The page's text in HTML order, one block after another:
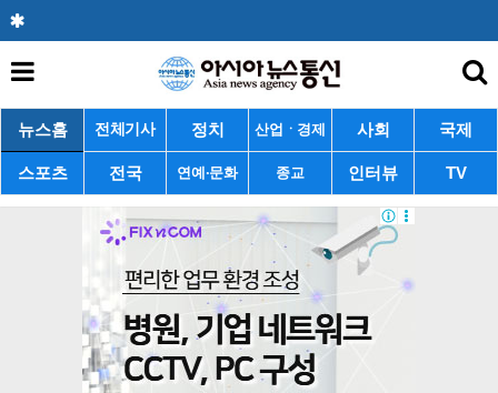
뉴스홈 전체기사 정치 산업ㆍ경제 사회 국제
스포츠 전국 연예·문화 종교 인터뷰 TV